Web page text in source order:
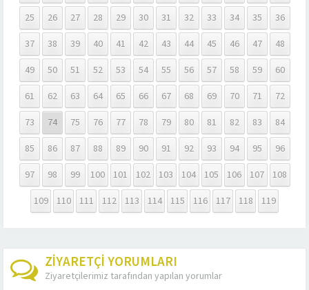
25
26 27 28 29 30 31 32 33 34 35
36
37
38 39 40 41 42 43 44 45 46 47
48
49
50 51 52 53 54 55 56 57 58 59
60
61
62 63 64 65 66 67 68 69 70 71
72
73
74 75 76 77 78 79 80 81 82 83
84
85
86 87 88 89 90 91 92 93 94 95
96
97
98 99 100 101 102 103 104 105 106 107 108
109
110 111 112 113 114 115 116 117 118 119
ZİYARETÇİ YORUMLARI
Ziyaretçilerimiz tarafından yapılan yorumlar